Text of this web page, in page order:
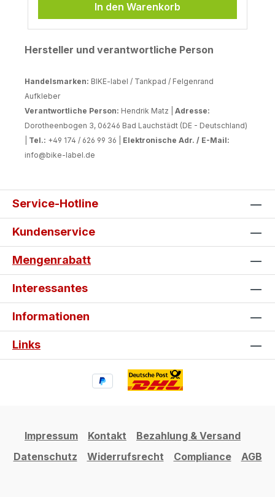
In den Warenkorb
Hersteller und verantwortliche Person
Handelsmarken: BIKE-label / Tankpad / Felgenrand
Aufkleber
Verantwortliche Person: Hendrik Matz | Adresse:
Dorotheenbogen 3, 06246 Bad Lauchstädt (DE - Deutschland)
Tel.: +49 174 / 626 99 36 | Elektronische Adr. / E-Mail:
info@bike-label.de
Service-Hotline
Kundenservice
Mengenrabatt
Interessantes
Informationen
Links
Impressum Kontakt
Bezahlung & Versand
Datenschutz
Widerrufsrecht Compliance AGB